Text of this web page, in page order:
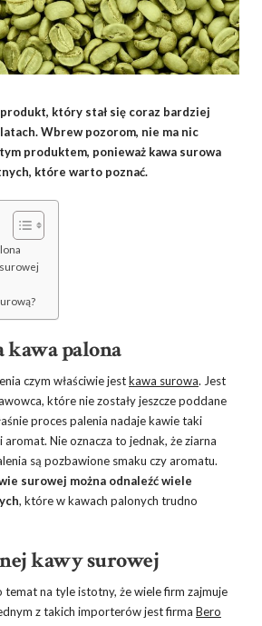
który stał się coraz bardziej
Wbrew pozorom, nie ma nic
produktem, ponieważ kawa surowa
które warto poznać.
kawa palona
czym właściwie jestkawa surowa. Jest
które nie zostały jeszcze poddane
proces palenia nadaje kawie taki
Nie oznacza to jednak, że ziarna
są pozbawione smaku czy aromatu.
surowej można odnaleźć wiele
, które w kawach palonych trudno
kawy surowej
temat na tyle istotny, że wiele firm zajmuje
z takich importerów jest firma Bero